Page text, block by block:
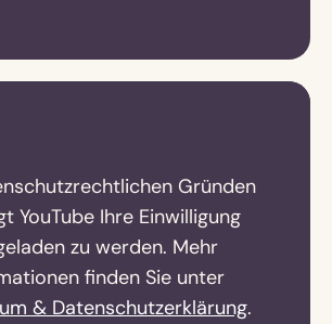
Gründen
YouTube Ihre Einwilligung
zu werden. Mehr
finden Sie unter
& Datenschutzerklärung.